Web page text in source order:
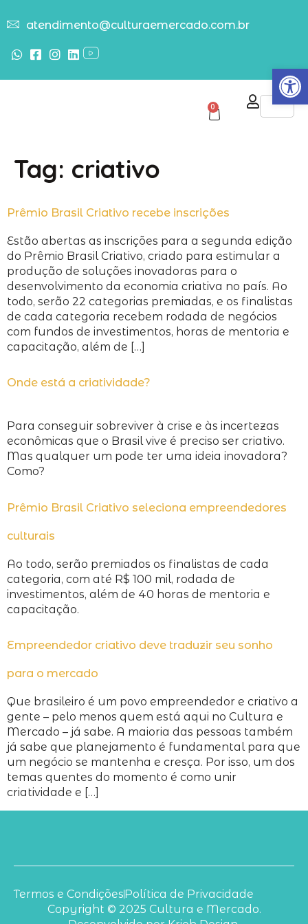
Abrir
atendimento@culturaemercado.com.br
0
Tag: criativo
Prêmio Brasil Criativo recebe inscrições
Estão abertas as inscrições para a segunda edição
do Prêmio Brasil Criativo, criado para estimular a
produção de soluções inovadoras para o
desenvolvimento da economia criativa no país. Ao
todo, serão 22 categorias premiadas, e os finalistas
de cada categoria recebem rodada de negócios
com fundos de investimentos, horas de mentoria e
capacitação, além de […]
Onde está a criatividade?
Para conseguir sobreviver à crise e às incertezas
econômicas que o Brasil vive é preciso ser criativo.
Mas qualquer um pode ter uma ideia inovadora?
Como?
Prêmio Brasil Criativo seleciona empreendedores
culturais
Ao todo, serão premiados os finalistas de cada
categoria, com até R$ 100 mil, rodada de
investimentos, além de 40 horas de mentoria e
capacitação.
Empreendedor criativo deve traduzir seu sonho
para o mercado
Que brasileiro é um povo empreendedor e criativo a
gente – pelo menos quem está aqui no Cultura e
Mercado – já sabe. A maioria das pessoas também
já sabe que planejamento é fundamental para que
um negócio se mantenha e cresça. Por isso, um dos
temas quentes do momento é como unir
criatividade e […]
Copyright © 2025 Cultura e Mercado.
Termos e CondiçõesPolítica de Privacidade